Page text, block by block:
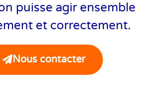
puisse agir ensemble
et correctement.
Nous contacter